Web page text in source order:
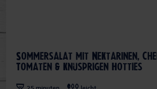
Sommersalat mit Nektarinen,
Tomaten & knusprigen Hotties